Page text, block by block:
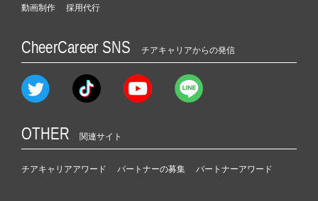
動画制作
採用代行
CheerCareer SNS チアキャリアからの発信
OTHER 関連サイト
チアキャリアアワード パートナーの募集 パートナーアワード